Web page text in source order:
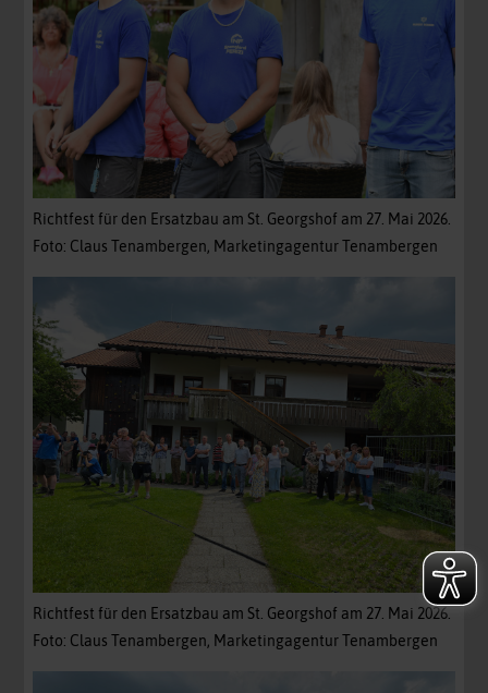
Richtfest für den Ersatzbau am St. Georgshof am 27. Mai 2026.
Foto: Claus Tenambergen, Marketingagentur Tenambergen
Richtfest für den Ersatzbau am St. Georgshof am 27. Mai 2026.
Foto: Claus Tenambergen, Marketingagentur Tenambergen